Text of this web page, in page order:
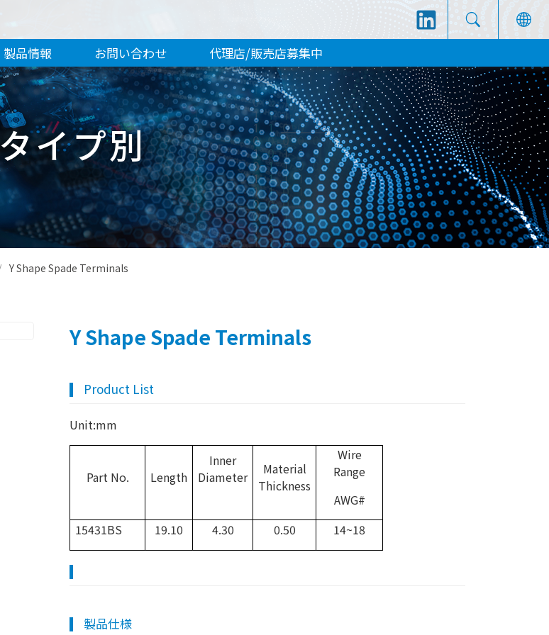
製品情報 お問い合わせ 代理店/販売店募集中
タイプ別
Y Shape Spade Terminals
Y Shape Spade Terminals
Product List
Unit:mm
Part No. Length
Inner
Diameter
Material
Thickness
Wire
Range
AWG#
15431BS
19.10 4.30 0.50 14~18
製品仕様